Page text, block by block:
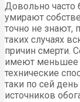
Довольно часто
умирают
точно не знают,
таких случаях
причин смерти.
имеют меньшее
технические
таки по сей
источников